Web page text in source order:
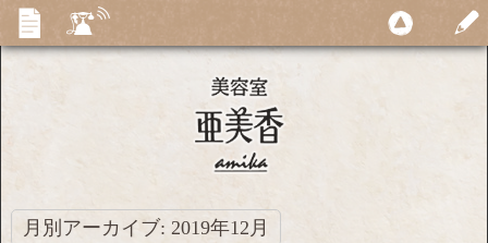
月別アーカイブ: 2019年12月